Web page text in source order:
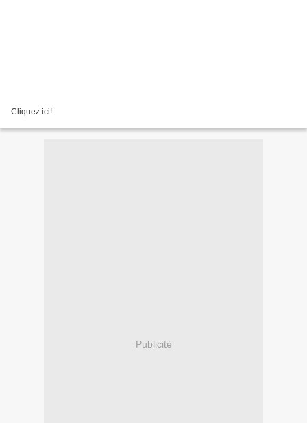
Cliquez ici!
Publicité